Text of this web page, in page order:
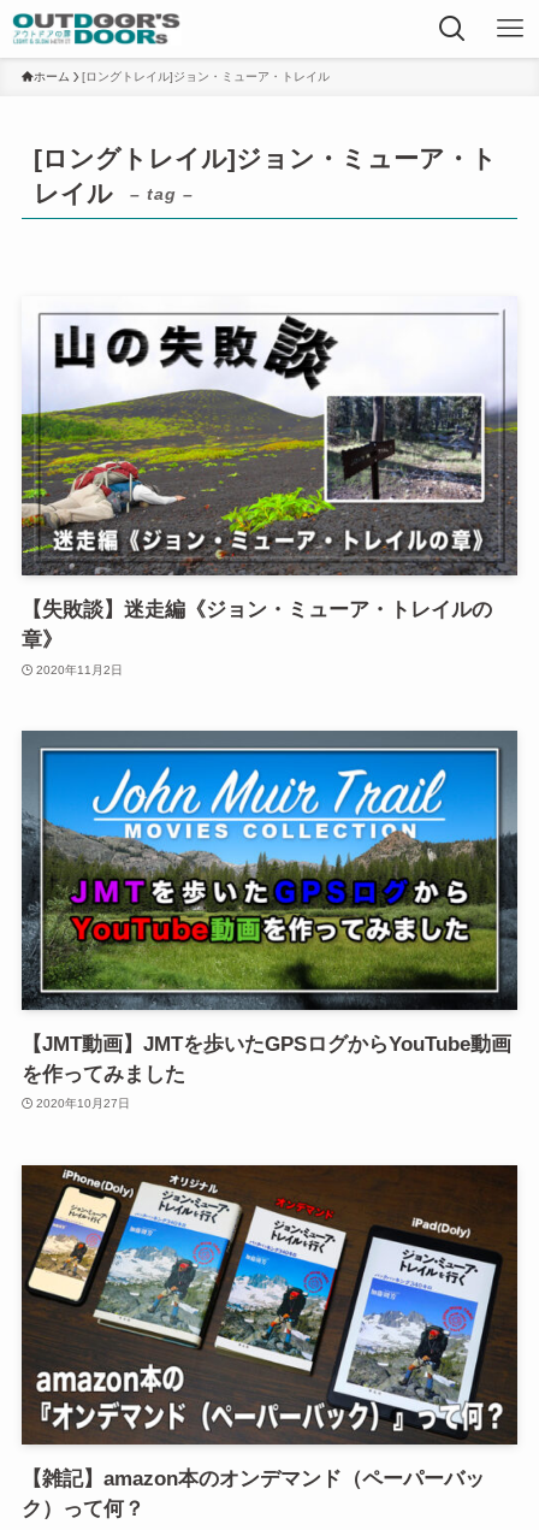
ホーム [ロングトレイル]ジョン・ミューア・トレイル
[ロングトレイル]ジョン・ミューア・ト
レイル
– tag –
【失敗談】迷走編《ジョン・ミューア・トレイルの
章》
2020年11月2日
【JMT動画】JMTを歩いたGPSログからYouTube動画
を作ってみました
2020年10月27日
【雑記】amazon本のオンデマンド（ペーパーバッ
ク）って何？